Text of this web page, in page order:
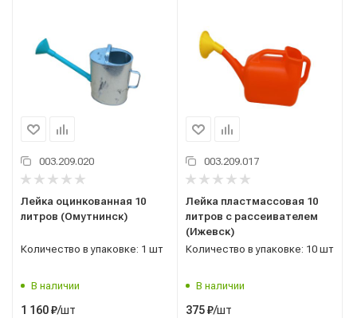
003.209.020
Лейка оцинкованная 10
литров (Омутнинск)
Количество в упаковке: 1 шт
В наличии
1 160₽/шт
003.209.017
Лейка пластмассовая 10
литров с рассеивателем
(Ижевск)
Количество в упаковке: 10 шт
В наличии
375₽/шт